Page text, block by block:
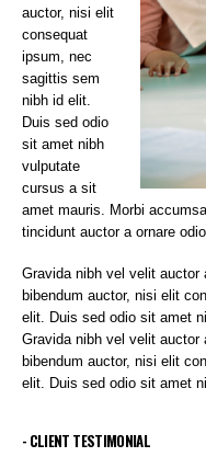
auctor, nisi elit
consequat
ipsum, nec
sagittis sem
nibh id elit.
Duis sed odio
sit amet nibh
vulputate
cursus a sit
amet mauris. Morbi
tincidunt auctor a ornare
Gravida nibh vel velit auctor
bibendum auctor, nisi elit
elit. Duis sed odio sit amet
Gravida nibh vel velit auctor
bibendum auctor, nisi elit
elit. Duis sed odio sit amet
- CLIENT TESTIMONIAL